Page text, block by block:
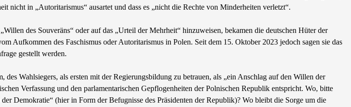
nicht in „Autoritarismus“ ausartet und dass es „nicht die Rechte von Minderheiten verletzt“.
des Souveräns“ oder auf das „Urteil der Mehrheit“ hinzuweisen, bekamen die deutschen Hüter der
des Faschismus oder Autoritarismus in Polen. Seit dem 15. Oktober 2023 jedoch sagen sie das
gestellt werden.
Wahlsiegers, als ersten mit der Regierungsbildung zu betrauen, als „ein Anschlag auf den Willen der
Verfassung und den parlamentarischen Gepflogenheiten der Polnischen Republik entspricht. Wo, bitte
Demokratie“ (hier in Form der Befugnisse des Präsidenten der Republik)? Wo bleibt die Sorge um die